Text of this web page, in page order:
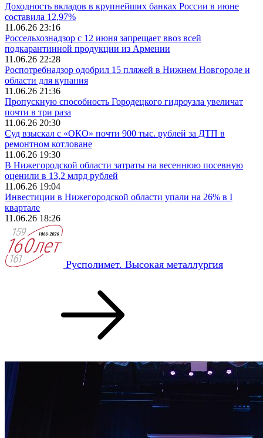
Доходность вкладов в крупнейших банках России в июне
составила 12,97%
11.06.26 23:16
Россельхознадзор с 12 июня запрещает ввоз всей
подкарантинной продукции из Армении
11.06.26 22:28
Роспотребнадзор одобрил 15 пляжей в Нижнем Новгороде и
области для купания
11.06.26 21:36
Пропускную способность Городецкого гидроузла увеличат
почти в три раза
11.06.26 20:30
Суд взыскал с «ОКО» почти 900 тыс. рублей за ДТП в
ремонтном котловане
11.06.26 19:30
В Нижегородской области затраты на весеннюю посевную
оценили в 13,2 млрд рублей
11.06.26 19:04
Инвестиции в Нижегородской области упали на 26% в I
квартале
11.06.26 18:26
Русполимет. Высокая металлургия